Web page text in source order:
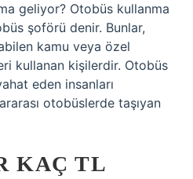
geliyor? Otobüs kullanma
şoförü denir. Bunlar,
kamu veya özel
kullanan kişilerdir. Otobüs
eden insanları
otobüslerde taşıyan
KAÇ TL